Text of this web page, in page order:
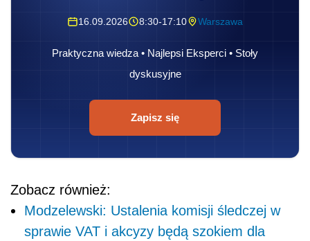
16.09.2026 8:30-17:10 Warszawa
Praktyczna wiedza • Najlepsi Eksperci • Stoły
dyskusyjne
Zapisz się
Zobacz również:
Modzelewski: Ustalenia komisji śledczej w
sprawie VAT i akcyzy będą szokiem dla